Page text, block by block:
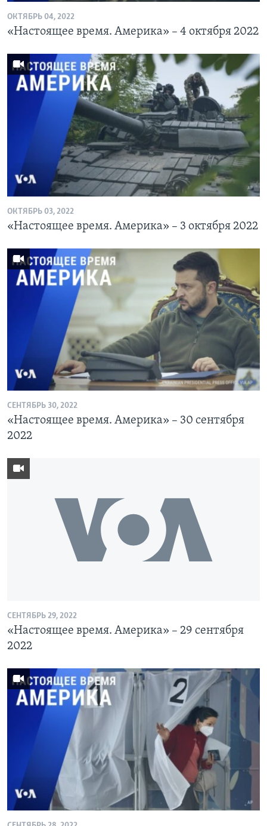
ОКТЯБРЬ 04, 2022
«Настоящее время. Америка» – 4 октября 2022
ОКТЯБРЬ 03, 2022
«Настоящее время. Америка» – 3 октября 2022
СЕНТЯБРЬ 30, 2022
«Настоящее время. Америка» – 30 сентября
2022
СЕНТЯБРЬ 29, 2022
«Настоящее время. Америка» – 29 сентября
2022